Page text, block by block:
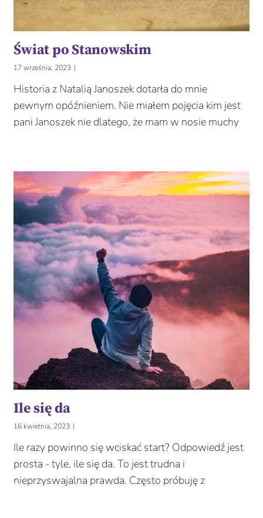
Świat po Stanowskim
17 września, 2023 |
Historia z Natalią Janoszek dotarła do mnie
pewnym opóźnieniem. Nie miałem pojęcia kim jest
pani Janoszek nie dlatego, że mam w nosie muchy
Ile się da
16 kwietnia, 2023 |
Ile razy powinno się wciskać start? Odpowiedź jest
prosta - tyle, ile się da. To jest trudna i
nieprzyswajalna prawda. Często próbuję z